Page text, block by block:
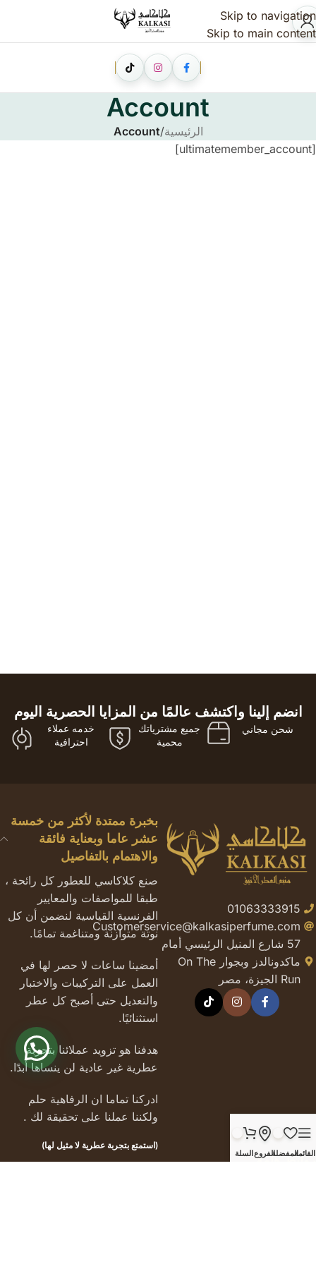
Skip to navigation
Skip to main content
Account
الرئيسية/
Account
[ultimatemember_account]
انضم إلينا واكتشف عالمًا من المزايا الحصرية اليوم
شحن مجاني
جميع مشترياتك
محمية
خدمه عملاء
احترافية
01063333915
Customerservice@kalkasiperfume.com
57 شارع المنيل الرئيسي أمام
ماكدونالدز وبجوار On The
Run الجيزة، مصر
بخبرة ممتدة لأكثر من خمسة
عشر عاما وبعناية فائقة
والاهتمام بالتفاصيل
صنع كلاكاسي للعطور كل رائحة ،
طبقا للمواصفات والمعايير
الفرنسية القياسية لنضمن أن كل
نوتة متوازنة ومتناغمة تمامًا.
أمضينا ساعات لا حصر لها في
العمل على التركيبات والاختبار
والتعديل حتى أصبح كل عطر
استثنائيًا.
هدفنا هو تزويد عملائنا بتجربة
عطرية غير عادية لن ينساها أبدًا.
ادركنا تماما ان الرفاهية حلم
ولكننا عملنا على تحقيقة لك .
(استمتع بتجربة عطرية لا مثيل لها)
روابط هامة
القائمةالمفضلةالفروعالسلة